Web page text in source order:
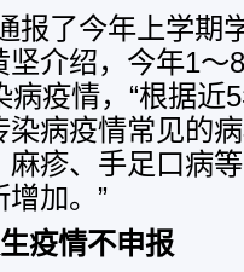
报了今年上学期
介绍，今年1～
病疫情，“根据近
病疫情常见的
疹、手足口病
加。”
疫情不申报